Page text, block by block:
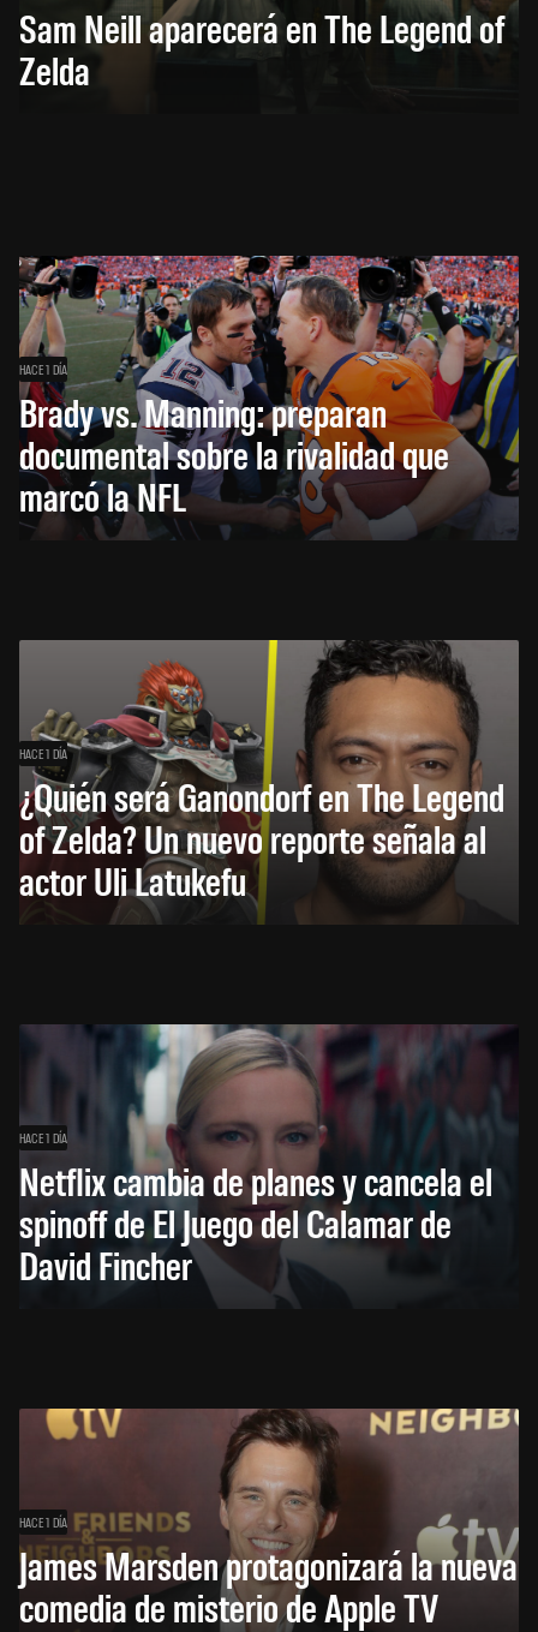
Sam Neill aparecerá en The Legend of
Zelda
HACE 1 DÍA
Brady vs. Manning: preparan
documental sobre la rivalidad que
marcó la NFL
HACE 1 DÍA
¿Quién será Ganondorf en The Legend
of Zelda? Un nuevo reporte señala al
actor Uli Latukefu
HACE 1 DÍA
Netflix cambia de planes y cancela el
spinoff de El Juego del Calamar de
David Fincher
HACE 1 DÍA
James Marsden protagonizará la nueva
comedia de misterio de Apple TV